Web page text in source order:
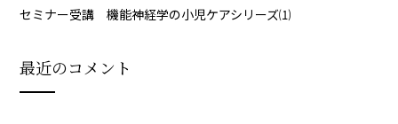
セミナー受講 機能神経学の小児ケアシリーズ⑴
最近のコメント